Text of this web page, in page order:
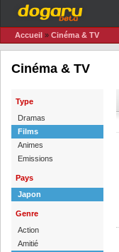
Accueil » Cinéma & TV
Cinéma & TV
Type
Dramas
Films
Animes
Emissions
Pays
Japon
Genre
Action
Amitié